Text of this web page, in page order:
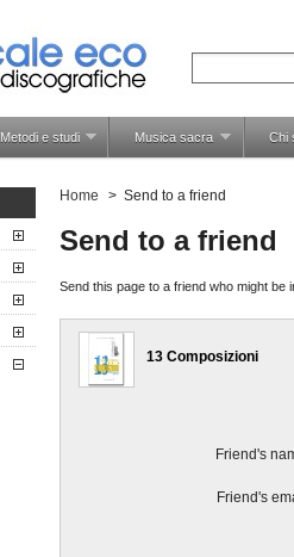
Metodi e studi Musica sacra Chi
Home > Send to a friend
Send to a friend
Send this page to a friend who might be
13 Composizioni
Friend's
Friend's